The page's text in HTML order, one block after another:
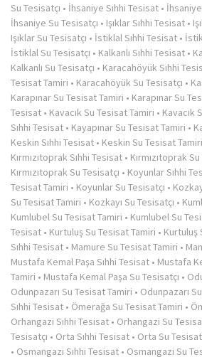
Su Tesisatçı • İhsaniye Sıhhi Tesisat •
İhsaniye Su Tesisatçı • Işıklar Sıhhi Tesisat •
Işıklar Su Tesisatçı • İstiklal Sıhhi Tesisat •
İstiklal Su Tesisatçı • Kalkanlı Sıhhi Tesisat •
Kalkanlı Su Tesisatçı • Karacahöyük Sıhhi
Tesisat Tamiri • Karacahöyük Su Tesisatçı •
Karapınar Su Tesisat Tamiri • Karapınar Su
Tesisat • Kavacık Su Tesisat Tamiri • Kavacık
Sıhhi Tesisat • Kayapınar Su Tesisat Tamiri •
Keskin Sıhhi Tesisat • Keskin Su Tesisat Tamiri
Kırmızıtoprak Sıhhi Tesisat • Kırmızıtoprak
Kırmızıtoprak Su Tesisatçı • Koyunlar Sıhhi
Tesisat Tamiri • Koyunlar Su Tesisatçı •
Su Tesisat Tamiri • Kozkayı Su Tesisatçı •
Kumlubel Su Tesisat Tamiri • Kumlubel Su
Tesisat • Kurtuluş Su Tesisat Tamiri • Kurtuluş
Sıhhi Tesisat • Mamure Su Tesisat Tamiri •
Mustafa Kemal Paşa Sıhhi Tesisat • Mustafa
Tamiri • Mustafa Kemal Paşa Su Tesisatçı •
Odunpazarı Su Tesisat Tamiri • Odunpazarı
Sıhhi Tesisat • Ömerağa Su Tesisat Tamiri •
Orhangazi Sıhhi Tesisat • Orhangazi Su
Tesisatçı • Orta Sıhhi Tesisat • Orta Su
• Osmangazi Sıhhi Tesisat • Osmangazi Su